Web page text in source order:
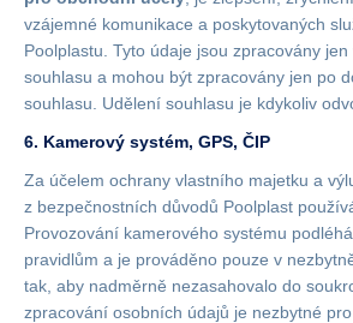
vzájemné komunikace a poskytovaných
Poolplastu. Tyto údaje jsou zpracovány
souhlasu a mohou být zpracovány jen po
souhlasu. Udělení souhlasu je kdykoliv
6. Kamerový systém, GPS, ČIP
Za účelem ochrany vlastního majetku a
z bezpečnostních důvodů Poolplast
Provozování kamerového systému
pravidlům a je prováděno pouze v
tak, aby nadměrně nezasahovalo do
zpracování osobních údajů je nezbytné